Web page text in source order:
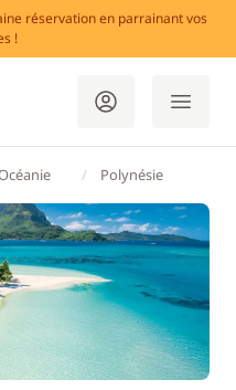
réservation en parrainant vos
!
Polynésie